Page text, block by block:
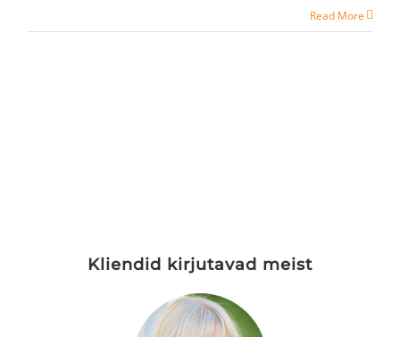
Read More
Kliendid kirjutavad meist